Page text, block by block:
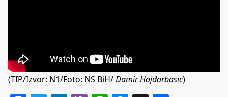
(TIP/Izvor: N1/Foto: NS BiH/Damir Hajdarbasic)